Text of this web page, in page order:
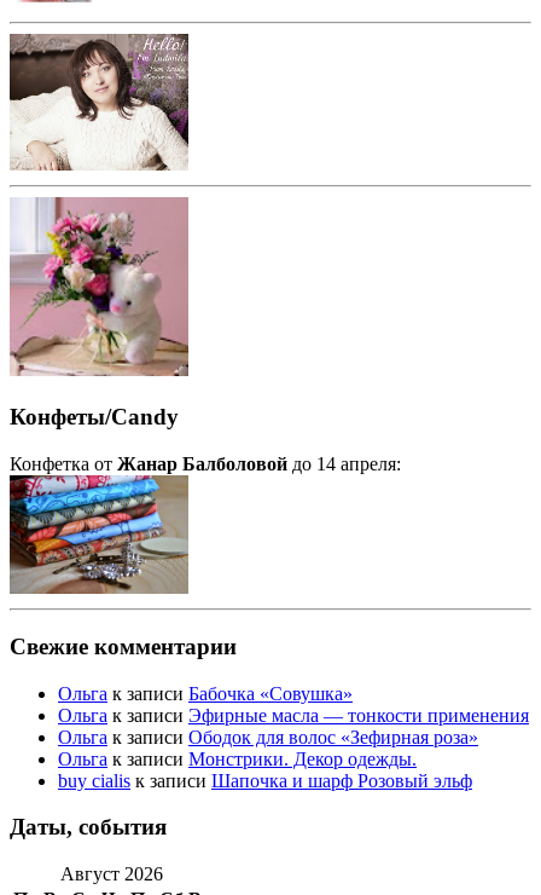
Конфеты/Candy
Конфетка от Жанар Балболовой до 14 апреля:
Свежие комментарии
Ольга к записи Бабочка «Совушка»
Ольга к записи Эфирные масла — тонкости применения
Ольга к записи Ободок для волос «Зефирная роза»
Ольга к записи Монстрики. Декор одежды.
buy cialis к записи Шапочка и шарф Розовый эльф
Даты, события
Август 2026